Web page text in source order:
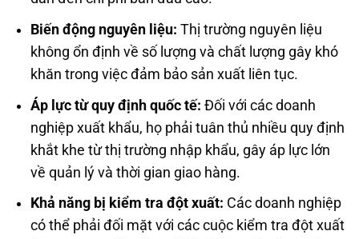
Biến động nguyên liệu: Thị trường nguyên liệu
không ổn định về số lượng và chất lượng gây khó
khăn trong việc đảm bảo sản xuất liên tục.
Áp lực từ quy định quốc tế: Đối với các doanh
nghiệp xuất khẩu, họ phải tuân thủ nhiều quy định
khắt khe từ thị trường nhập khẩu, gây áp lực lớn
về quản lý và thời gian giao hàng.
Khả năng bị kiểm tra đột xuất: Các doanh nghiệp
có thể phải đối mặt với các cuộc kiểm tra đột xuất